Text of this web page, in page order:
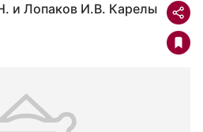
и Лопаков И.В. Карелы